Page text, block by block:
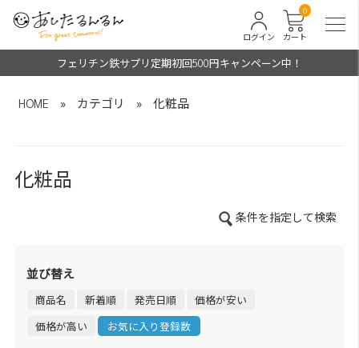
カート
0
ログイン
フェリチン鉄サプリ定期初回500円キャンペーン中！
HOME » カテゴリ » 化粧品
化粧品
条件を指定して検索
並び替え
商品名 新着順 発売日順
価格が安い
価格が高い
お気に入り登録数